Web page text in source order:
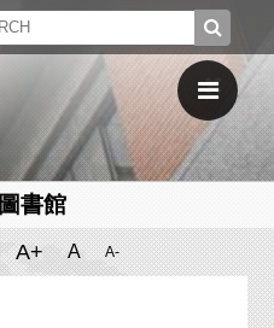
圖書館
A+ A A-